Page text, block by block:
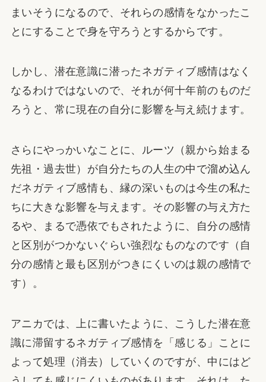
まいそうになるので、それらの感情をなかったこ
とにすることで身を守ろうとするからです。
しかし、潜在意識に潜ったネガティブ感情はなく
なるわけではないので、それが何十年前のものだ
ろうと、常に現在の自分に影響を与え続けます。
さらにやっかいなことに、ルーツ（親から始まる
先祖・過去世）が自分たちの人生の中で溜め込ん
だネガティブ感情も、縁の深いものは今生の私た
ちに大きな影響を与えます。その影響の与え方た
るや、まるで憑依でもされたように、自分の感情
と区別がつかないぐらい強烈なものなのです（自
分の感情と最も区別がつきにくいのは親の感情で
す）。
アニカでは、上に書いたように、こうした潜在意
識に滞留するネガティブ感情を「感じる」ことに
よって処理（消去）していくのですが、中にはど